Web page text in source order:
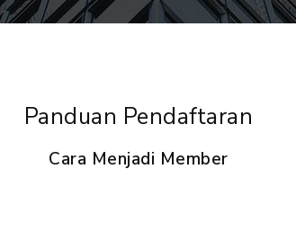
Panduan Pendaftaran
Cara Menjadi Member